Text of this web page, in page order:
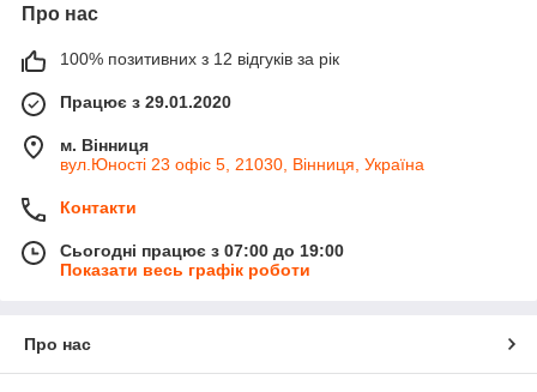
Про нас
100% позитивних з 12 відгуків за рік
Працює з 29.01.2020
м. Вінниця
вул.Юності 23 офіс 5, 21030, Вінниця, Україна
Контакти
Сьогодні працює з 07:00 до 19:00
Показати весь графік роботи
Про нас